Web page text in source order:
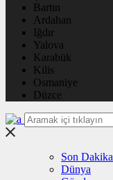
Bartın
Ardahan
Iğdır
Yalova
Karabük
Kilis
Osmaniye
Düzce
Son Dakika
Dünya